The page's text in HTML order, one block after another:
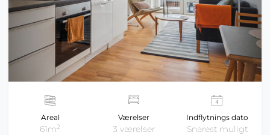
Areal
61m2
Værelser
3 værelser
Indflytnings dato
Snarest muligt